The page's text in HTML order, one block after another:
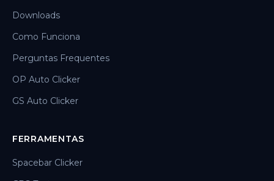
Downloads
Como Funciona
Perguntas Frequentes
OP Auto Clicker
GS Auto Clicker
FERRAMENTAS
Spacebar Clicker